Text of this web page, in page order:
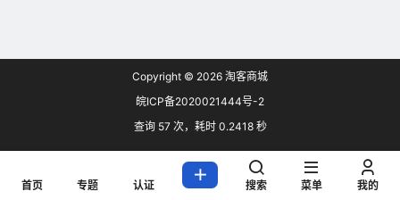
Copyright © 2026 淘客商城
皖ICP备2020021444号-2
查询 57 次，耗时 0.2418 秒
首页 专题 认证 搜索 菜单 我的